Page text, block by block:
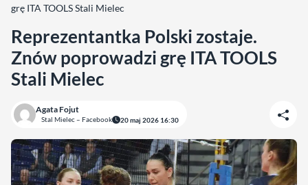
grę ITA TOOLS Stali Mielec
Reprezentantka Polski zostaje.
Znów poprowadzi grę ITA TOOLS
Stali Mielec
Agata Fojut
Stal Mielec – Facebook 20 maj 2026 16:30